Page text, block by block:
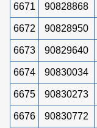
6671 90828868
6672 90828950
6673 90829640
6674 90830034
6675 90830273
6676 90830772